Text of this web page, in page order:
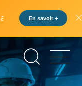
pôle formation
En savoir +